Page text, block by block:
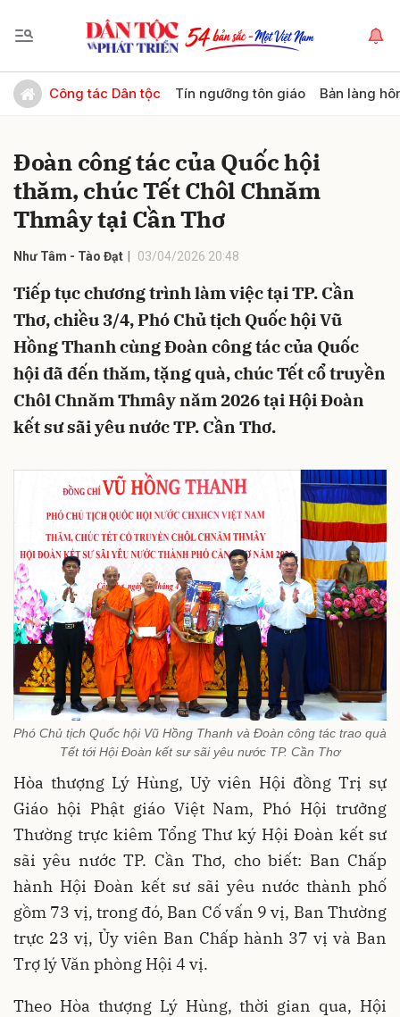
Công tác Dân tộc Tín ngưỡng tôn giáo Bản làng
Đoàn công tác của Quốc hội
thăm, chúc Tết Chôl Chnăm
Thmây tại Cần Thơ
Như Tâm - Tào Đạt 03/04/2026 20:48
Tiếp tục chương trình làm việc tại TP. Cần
Thơ, chiều 3/4, Phó Chủ tịch Quốc hội Vũ
Hồng Thanh cùng Đoàn công tác của Quốc
hội đã đến thăm, tặng quà, chúc Tết cổ truyền
Chôl Chnăm Thmây năm 2026 tại Hội Đoàn
kết sư sãi yêu nước TP. Cần Thơ.
Phó Chủ tịch Quốc hội Vũ Hồng Thanh và Đoàn công tác trao quà
Tết tới Hội Đoàn kết sư sãi yêu nước TP. Cần Thơ
Hòa thượng Lý Hùng, Uỷ viên Hội đồng Trị sự
Giáo hội Phật giáo Việt Nam, Phó Hội trưởng
Thường trực kiêm Tổng Thư ký Hội Đoàn kết sư
sãi yêu nước TP. Cần Thơ, cho biết: Ban Chấp
hành Hội Đoàn kết sư sãi yêu nước thành phố
gồm 73 vị, trong đó, Ban Cố vấn 9 vị, Ban Thường
trực 23 vị, Ủy viên Ban Chấp hành 37 vị và Ban
Trợ lý Văn phòng Hội 4 vị.
Theo Hòa thượng Lý Hùng, thời gian qua, Hội
Gửi bình luận